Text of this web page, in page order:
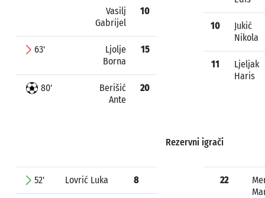
Vasilj
Gabrijel
10
63'
Ljolje
Borna
15
80'
Berišić
Ante
20
10
Jukić
Nikola
11
Ljeljak
Haris
Rezervni igrači
52' Lovrić Luka 8 22